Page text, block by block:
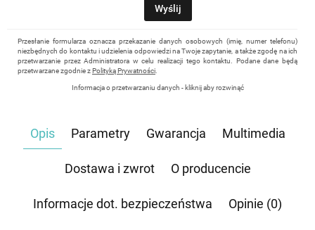
Wyślij
Przesłanie formularza oznacza przekazanie danych osobowych (imię, numer telefonu)
niezbędnych do kontaktu i udzielenia odpowiedzi na Twoje zapytanie, a także zgodę na ich
przetwarzanie przez Administratora w celu realizacji tego kontaktu. Podane dane będą
przetwarzane zgodnie zPolityką Prywatności
Informacja o przetwarzaniu danych - kliknij aby rozwinąć
odpowiedzi, może być w każdej chwili wycofana, kontaktując się z administratorem, np.
której dane dotyczą, przysługuje prawo dostępu do swoich danych, ich sprostowania,
żądania zaprzestania przetwarzania, usunięcia, ograniczenia przetwarzania, a także prawo
Opis Parametry Gwarancja Multimedia
Dostawa i zwrot O producencie
Informacje dot. bezpieczeństwa Opinie (0)